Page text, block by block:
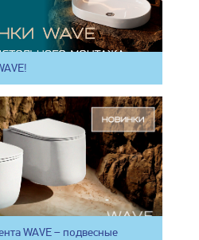
WAVE – подвесные